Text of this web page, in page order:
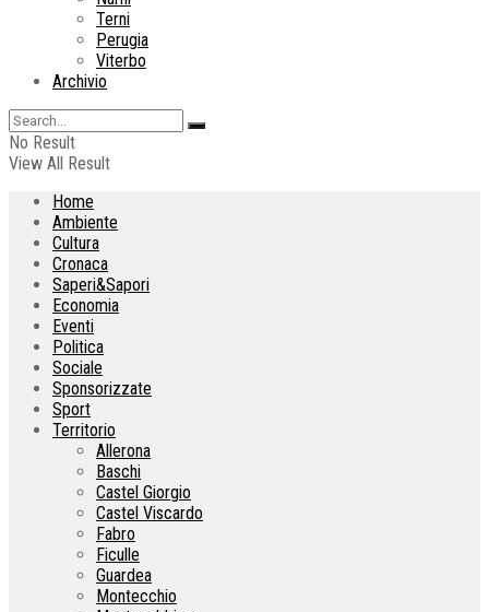
Terni
Perugia
Viterbo
Archivio
No Result
View All Result
Home
Ambiente
Cultura
Cronaca
Saperi&Sapori
Economia
Eventi
Politica
Sociale
Sponsorizzate
Sport
Territorio
Allerona
Baschi
Castel Giorgio
Castel Viscardo
Fabro
Ficulle
Guardea
Montecchio